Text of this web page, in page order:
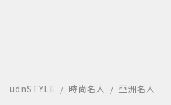
udnSTYLE 時尚名人 亞洲名人